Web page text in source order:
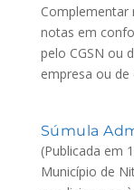
Complementar
notas em
pelo CGSN ou
empresa ou de
Súmula
(Publicada em
Município de